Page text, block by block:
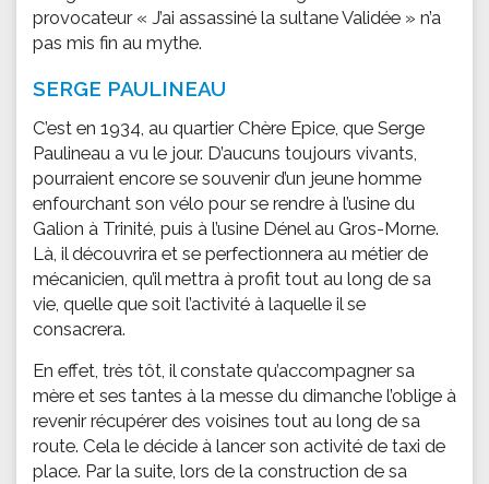
provocateur « J’ai assassiné la sultane Validée » n’a
pas mis fin au mythe.
SERGE PAULINEAU
C’est en 1934, au quartier Chère Epice, que Serge
Paulineau a vu le jour. D’aucuns toujours vivants,
pourraient encore se souvenir d’un jeune homme
enfourchant son vélo pour se rendre à l’usine du
Galion à Trinité, puis à l’usine Dénel au Gros-Morne.
Là, il découvrira et se perfectionnera au métier de
mécanicien, qu’il mettra à profit tout au long de sa
vie, quelle que soit l’activité à laquelle il se
consacrera.
En effet, très tôt, il constate qu’accompagner sa
mère et ses tantes à la messe du dimanche l’oblige à
revenir récupérer des voisines tout au long de sa
route. Cela le décide à lancer son activité de taxi de
place. Par la suite, lors de la construction de sa